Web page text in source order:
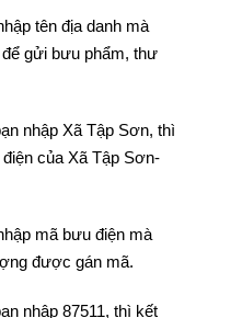
tên địa danh mà
gửi bưu phẩm, thư
nhập Xã Tập Sơn, thì
của Xã Tập Sơn-
mã bưu điện mà
được gán mã.
nhập 87511, thì kết